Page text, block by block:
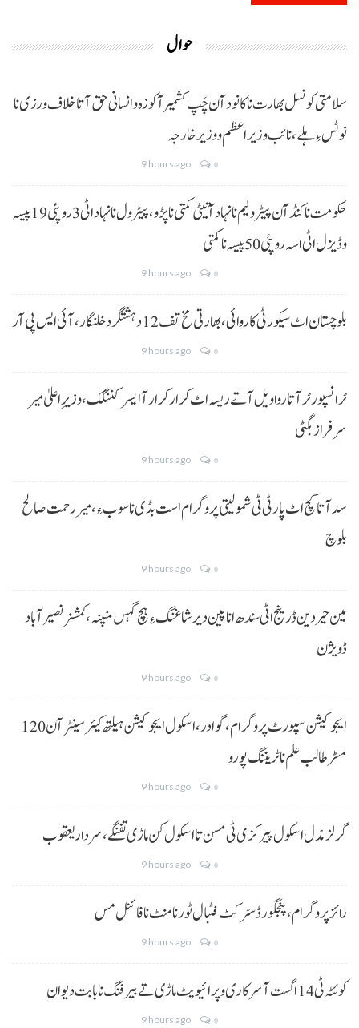
حوال
سلامتی کونسل بھارت نا کانود آن چَپ کشمیر آ کوزہ و انسانی حق آتا خلاف ورزی نا
نوٹس ءِ ہلے،نائب وزیراعظم و وزیر خارجہ
9 hours ago 0
حکومت نا کنڈ آن پیٹرولیم نا نہاد آتیٹی کمتی نا پڑو،پیٹرول نا نہاد اٹی 3 روپئی 19 پیسہ
و ڈیزل اٹی اسہ روپئی 50 پیسہ نا کمتی
9 hours ago 0
بلوچستان اٹ سیکورٹی کاروائی، بھارتی مخ تف 12 دہشتگرد خلنگار،آئی ایس پی آر
9 hours ago 0
ٹرانسپورٹر آتا روا ویل آتے ریسہ اٹ کرار کرار آ ایسر کننگک ،وزیرِ اعلیٰ میر
سرفراز بگٹی
9 hours ago 0
سد آتا کچ اٹ پارٹی ٹی شمولیتی پروگرام است بڈی نا سوب ءِ،میر رحمت صالح
بلوچ
9 hours ago 0
مین حیردین ڈرینج اٹی سندھ انا پین دیر شاغنگ ءِ ہچ گہس منپنہ،کمشنر نصیرآباد
ڈویژن
9 hours ago 0
ایجوکیشن سپورٹ پروگرام،گوادر، اسکول ایجوکیشن ہیلتھ کیئر سینٹر آن 120
مسڑ طالب علم نا ٹریننگ پورو
9 hours ago 0
گرلز مڈل اسکول پیرکزی ٹی مسن تا اسکول کن ماڑی تفنگے، سردار یعقوب
9 hours ago 0
رائز پروگرام، پنجگور ڈسٹرکٹ فٹبال ٹورنامنٹ نا فائنل مس
9 hours ago 0
کوئٹہ ٹی 14 اگست آ سرکاری و پرائیویٹ ماڑی تے بیرفنگ نا بابت دیوان
9 hours ago 0